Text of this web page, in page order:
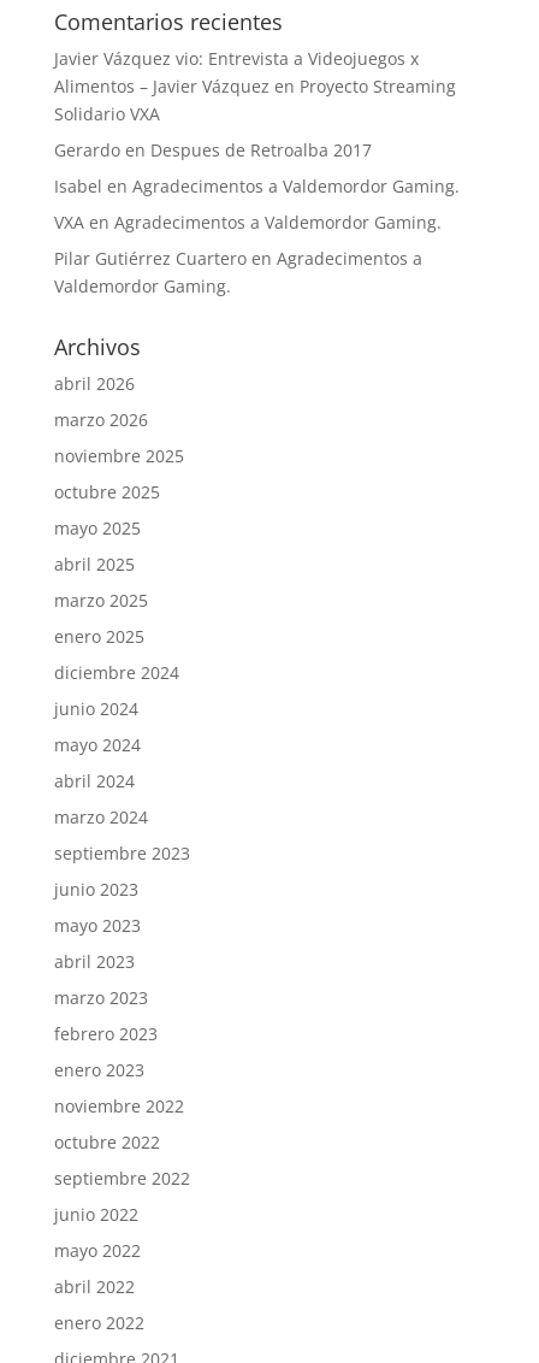
Comentarios recientes
Javier Vázquez vio: Entrevista a Videojuegos x
Alimentos – Javier Vázquez en Proyecto Streaming
Solidario VXA
Gerardoen Despues de Retroalba 2017
Isabel en Agradecimentos a Valdemordor Gaming.
VXAen Agradecimentos a Valdemordor Gaming.
Pilar Gutiérrez Cuarteroen Agradecimentos a
Valdemordor Gaming.
Archivos
abril 2026
marzo 2026
noviembre 2025
octubre 2025
mayo 2025
abril 2025
marzo 2025
enero 2025
diciembre 2024
junio 2024
mayo 2024
abril 2024
marzo 2024
septiembre 2023
junio 2023
mayo 2023
abril 2023
marzo 2023
febrero 2023
enero 2023
noviembre 2022
octubre 2022
septiembre 2022
junio 2022
mayo 2022
abril 2022
enero 2022